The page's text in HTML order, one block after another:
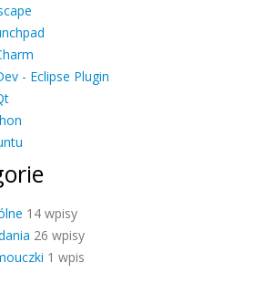
- Eclipse Plugin
14 wpisy
26 wpisy
1 wpis